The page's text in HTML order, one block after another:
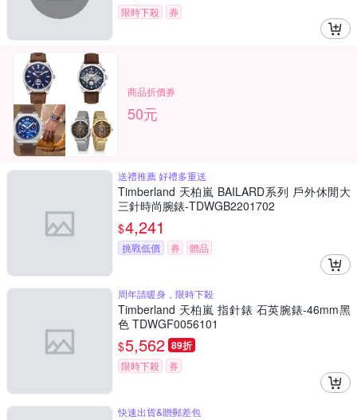
限時下殺 券
商品折價券
50元
送禮推薦 好禮多重送
Timberland 天柏嵐 BAILARD系列 戶外休閒大
三針時尚腕錶-TDWGB2201702
$4,241
挑戰低價 券 贈品
周年請暖身，限時下殺
Timberland 天柏嵐 指針錶 石英腕錶-46mm黑
色 TDWGF0056101
$5,562 89折
限時下殺 券
快速出貨&贈郵差包